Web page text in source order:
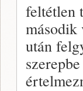
feltétlen
második
után